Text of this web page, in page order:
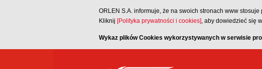
ORLEN S.A. informuje, że na swoich stronach www
Kliknij [Polityka prywatności i cookies], aby dowiedzieć się
Wykaz plików Cookies wykorzystywanych w serwisie